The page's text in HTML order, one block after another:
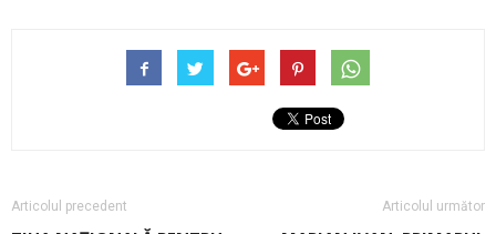
Articolul precedent Articolul următor